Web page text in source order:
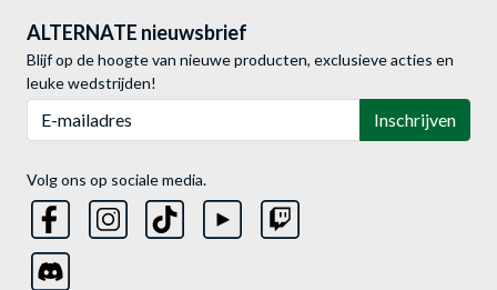
ALTERNATE nieuwsbrief
Blijf op de hoogte van nieuwe producten, exclusieve acties en
leuke wedstrijden!
Inschrijven
Volg ons op sociale media.